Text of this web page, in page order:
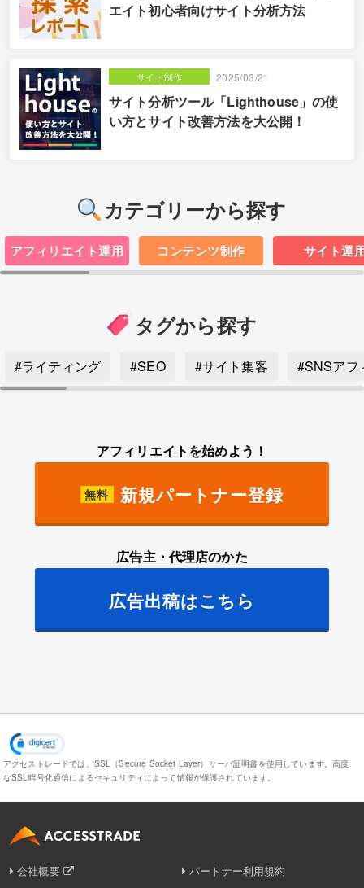
エイト初心者向けサイト分析方法
サイト制作 2025/03/21
サイト分析ツール「Lighthouse」の使
い方とサイト改善方法を大公開！
カテゴリーから探す
アフィリエイト運用 コンテンツ制作 サイト運
タグから探す
#ライティング #SEO #サイト集客 #SNSアフ
アフィリエイトを始めよう！
無料 新規パートナー登録
広告主・代理店のかた
広告出稿はこちら
アクセストレードでは、SSL（Secure Socket Layer）サーバ証明書を使用しています。高度
なSSL暗号化通信によるセキュリティによって情報が保護されています。
会社概要
パートナー利用規約